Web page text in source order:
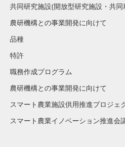
共同研究施設(開放型研究施設・共
農研機構との事業開発に向けて
品種
特許
職務作成プログラム
農研機構との事業開発に向けて
スマート農業施設供用推進プロジェ
スマート農業イノベーション推進会